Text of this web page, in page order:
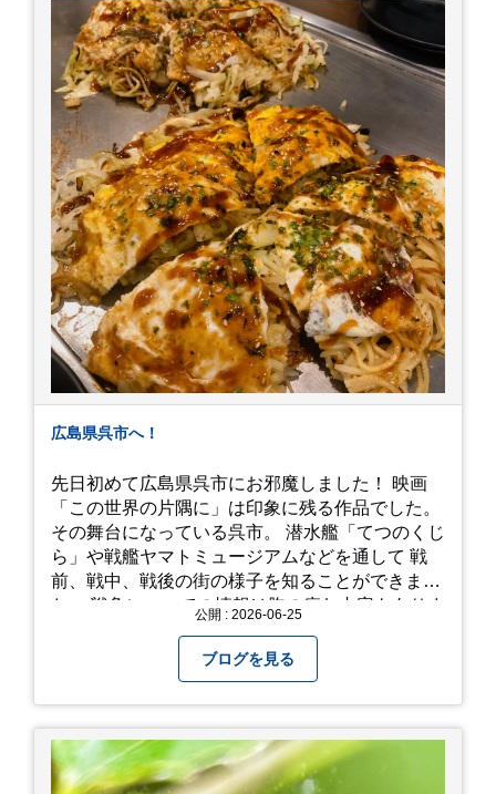
にかかるetcが徐々に....。 気の持ちようと、タイ
ミングかもしれませんが。お宮参りはお薦めで
す。
広島県呉市へ！
先日初めて広島県呉市にお邪魔しました！ 映画
「この世界の片隅に」は印象に残る作品でした。
その舞台になっている呉市。 潜水艦「てつのくじ
ら」や戦艦ヤマトミュージアムなどを通して 戦
前、戦中、戦後の街の様子を知ることができまし
た。 戦争についての情報は胸の痛む内容もありま
て本当に良かったです！ そして美味しい物もたく
さん。 写真は地元のスーパーで買った自分へのお
土産たち。 お好み焼きもやっぱり美味しいです
ね！ 広島また遊びに行きたいです♪
公開 : 2026-06-25
ブログを見る